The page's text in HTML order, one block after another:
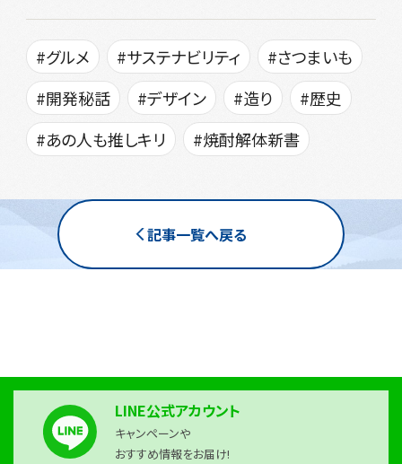
#グルメ #サステナビリティ
#さつまいも
#開発秘話
#デザイン #造り
#歴史
#あの人も推しキリ
#焼酎解体新書
記事一覧へ戻る
LINE公式アカウント
キャンペーンや
おすすめ情報をお届け!